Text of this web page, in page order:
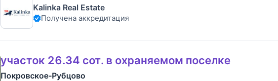
Kalinka Real Estate
Получена аккредитация
участок 26.34 сот. в охраняемом поселке
Покровское-Рубцово